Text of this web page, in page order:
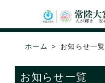
ホーム お知らせ一覧
お知らせ一覧